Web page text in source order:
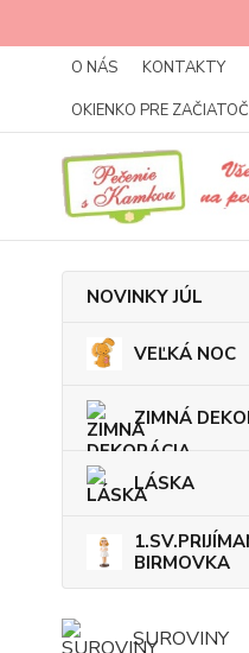
O NÁS KONTAKTY
OKIENKO PRE
NOVINKY JÚL
VEĽKÁ NOC
ZIMNÁ
LÁSKA
BIRMOVKA
SUROVINY